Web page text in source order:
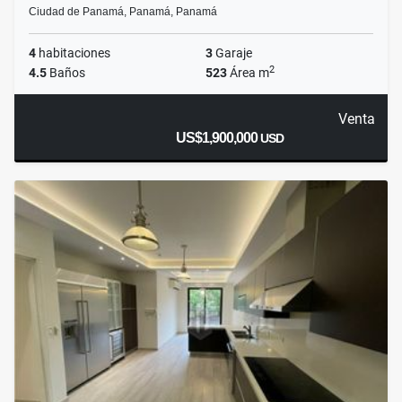
Ciudad de Panamá, Panamá, Panamá
4 habitaciones 3Garaje
4.5 Baños 523Área m2
Venta
US$1,900,000USD